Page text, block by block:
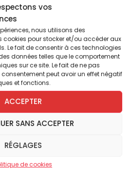
vos
nous utilisons des
cookies pour stocker et/ou accéder aux
Le fait de consentir à ces technologies
données telles que le comportement
sur ce site. Le fait de ne pas
peut avoir un effet négatif
et fonctions.
ACCEPTER
SANS ACCEPTER
RÉGLAGES
de cookies
au financement
:Cliquez ici